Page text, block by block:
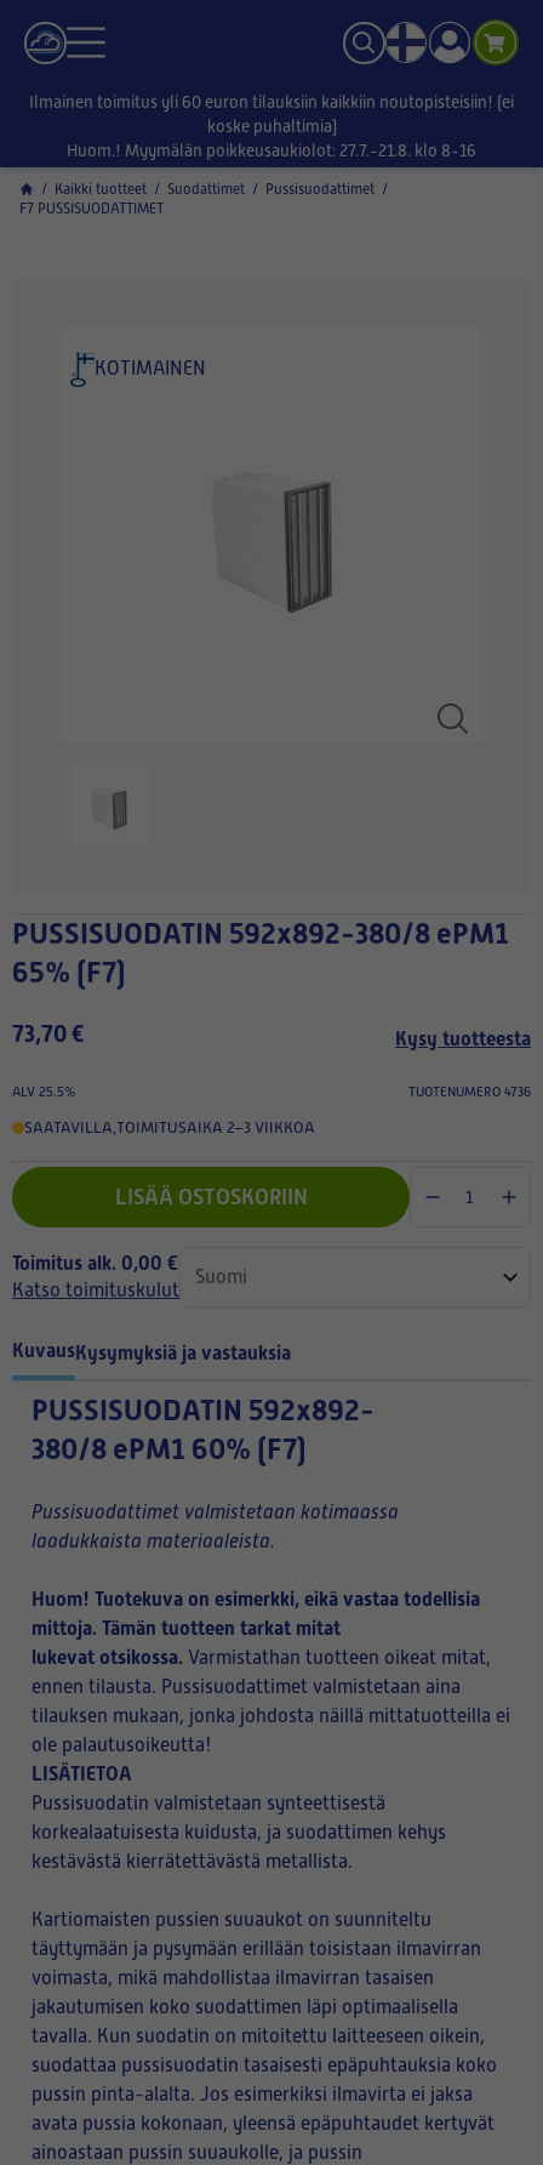
Ilmainen toimitus yli 60 euron tilauksiin kaikkiin noutopisteisiin! (ei
koske puhaltimia)
Huom.! Myymälän poikkeusaukiolot: 27.7.-21.8. klo 8-16
/ Kaikki tuotteet / Suodattimet / Pussisuodattimet /
F7 PUSSISUODATTIMET
KOTIMAINEN
PUSSISUODATIN 592x892-380/8 ePM1
65% (F7)
73,70 € Kysy tuotteesta
ALV 25.5% TUOTENUMERO 4736
SAATAVILLA,TOIMITUSAIKA 2–3 VIIKKOA
LISÄÄ OSTOSKORIIN
Toimitus alk. 0,00 €
Katso toimituskulut
KuvausKysymyksiä ja vastauksia
PUSSISUODATIN 592x892-
380/8 ePM1 60% (F7)
Pussisuodattimet valmistetaan kotimaassa
laadukkaista materiaaleista.
Huom! Tuotekuva on esimerkki, eikä vastaa todellisia
mittoja. Tämän tuotteen tarkat mitat
lukevat otsikossa. Varmistathan tuotteen oikeat mitat,
ennen tilausta. Pussisuodattimet valmistetaan aina
tilauksen mukaan, jonka johdosta näillä mittatuotteilla ei
ole palautusoikeutta!
LISÄTIETOA
Pussisuodatin valmistetaan synteettisestä
korkealaatuisesta kuidusta, ja suodattimen kehys
kestävästä kierrätettävästä metallista.
Kartiomaisten pussien suuaukot on suunniteltu
täyttymään ja pysymään erillään toisistaan ilmavirran
voimasta, mikä mahdollistaa ilmavirran tasaisen
jakautumisen koko suodattimen läpi optimaalisella
tavalla. Kun suodatin on mitoitettu laitteeseen oikein,
suodattaa pussisuodatin tasaisesti epäpuhtauksia koko
pussin pinta-alalta. Jos esimerkiksi ilmavirta ei jaksa
avata pussia kokonaan, yleensä epäpuhtaudet kertyvät
ainoastaan pussin suuaukolle, ja pussin